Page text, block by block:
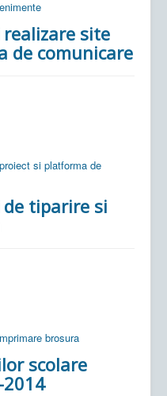
site
de comunicare
si platforma de
tiparire si
brosura
scolare